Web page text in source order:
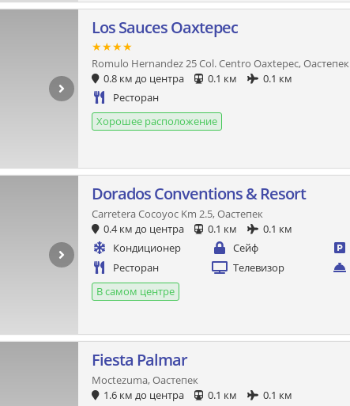
Los Sauces Oaxtepec
★★★★
Romulo Hernandez 25 Col. Centro Oaxtepec, Оастепек
0.8 км до центра
0.1 км
0.1 км
Ресторан
Хорошее расположение
Dorados Conventions & Resort
Carretera Cocoyoc Km 2.5, Оастепек
0.4 км до центра
0.1 км
0.1 км
Кондиционер
Сейф
Ресторан
Телевизор
В самом центре
Fiesta Palmar
Moctezuma, Оастепек
1.6 км до центра
0.1 км 0.1 км